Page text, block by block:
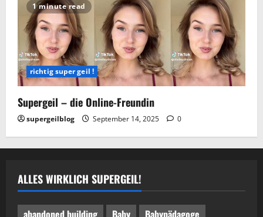
1 minute read
richtig super geil !
Supergeil – die Online-Freundin
supergeilblog September 14, 2025 0
ALLES WIRKLICH SUPERGEIL!
abandoned building Baby Babypädagoge